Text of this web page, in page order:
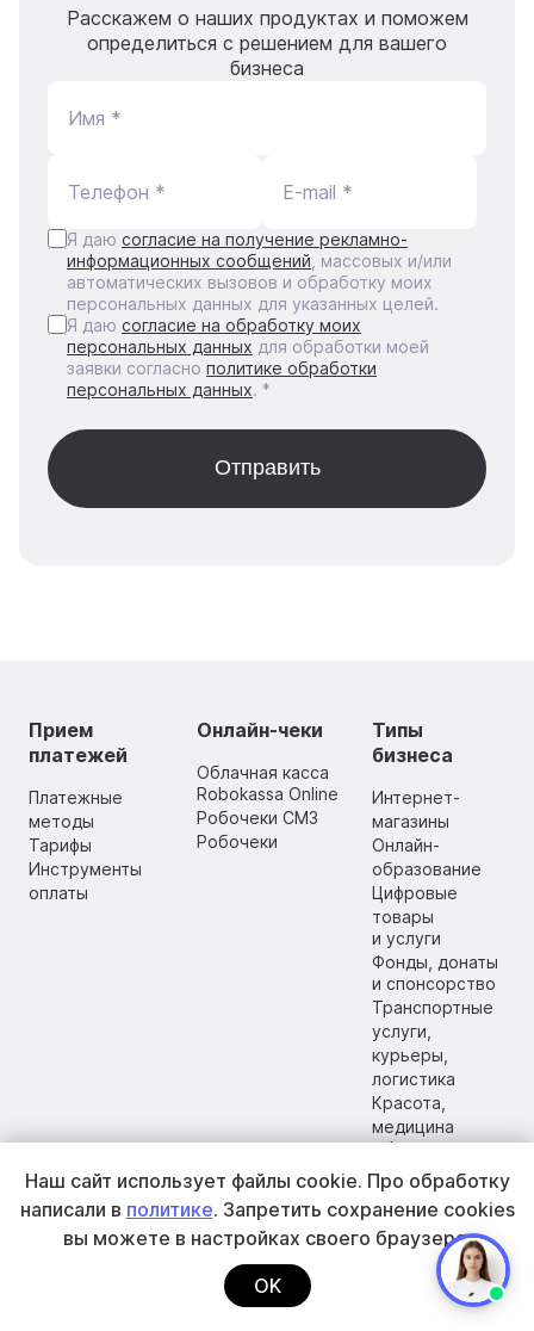
Расскажем о наших продуктах и поможем
определиться с решением для вашего
бизнеса
Имя *
Телефон * E-mail *
Я даю согласие на получение рекламно-
информационных сообщений , массовых и/или
автоматических вызовов и обработку моих
персональных данных для указанных целей.
Я даю согласие на обработку моих
персональных данных для обработки моей
заявки согласно политике обработки
персональных данных. *
Прием
платежей
Платежные
методы
Тарифы
Инструменты
оплаты
Онлайн-чеки
Облачная касса
Robokassa Online
Робочеки СМЗ
Робочеки
Типы
бизнеса
Интернет-
магазины
Онлайн-
образование
Цифровые
товары
и услуги
Фонды, донаты
и спонсорство
Транспортные
услуги,
курьеры,
логистика
Красота,
медицина
и фитнес
Гостиницы,
туризм,
экскурсии
Развлекательн
ые центры,
мероприятия
Наш сайт использует файлы cookie. Про обработку
написали в политике. Запретить сохранение cookies
вы можете в настройках своего браузера.
OK